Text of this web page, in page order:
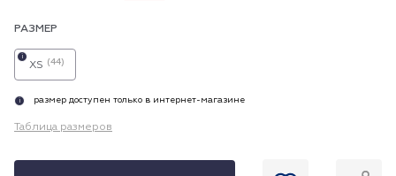
РАЗМЕР
XS (44)
i
i размер доступен только в интернет-магазине
Таблица размеров